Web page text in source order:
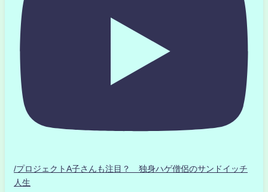
/プロジェクトA子さんも注目？ 独身ハゲ僧侶のサンドイッチ
人生